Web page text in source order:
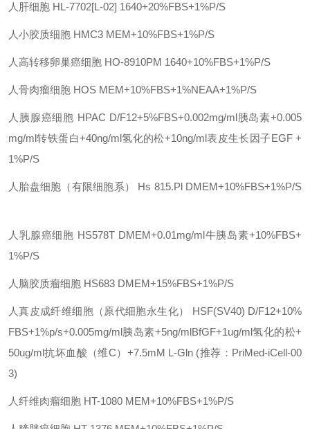
人肝细胞 HL-7702[L-02] 1640+20%FBS+1%P/S
人小胶质细胞 HMC3 MEM+10%FBS+1%P/S
人高转移卵巢癌细胞 HO-8910PM 1640+10%FBS+1%P/S
人骨肉瘤细胞 HOS MEM+10%FBS+1%NEAA+1%P/S
人胰腺癌细胞 HPAC D/F12+5%FBS+0.002mg/ml胰岛素+0.005
mg/ml转铁蛋白+40ng/ml氢化的松+10ng/ml表皮生长因子EGF +
1%P/S
人胎盘细胞（有限细胞系） Hs 815.Pl DMEM+10%FBS+1%P/S
人乳腺癌细胞 HS578T DMEM+0.01mg/ml牛胰岛素+10%FBS+
1%P/S
人脑胶质瘤细胞 HS683 DMEM+15%FBS+1%P/S
人真皮成纤维细胞（原代细胞永生化） HSF(SV40) D/F12+10%
FBS+1%p/s+0.005mg/ml胰岛素+5ng/mlBfGF+1ug/ml氢化的松+
50ug/ml抗坏血酸（维C）+7.5mM L-Gln (推荐：PriMed-iCell-00
3)
人纤维肉瘤细胞 HT-1080 MEM+10%FBS+1%P/S